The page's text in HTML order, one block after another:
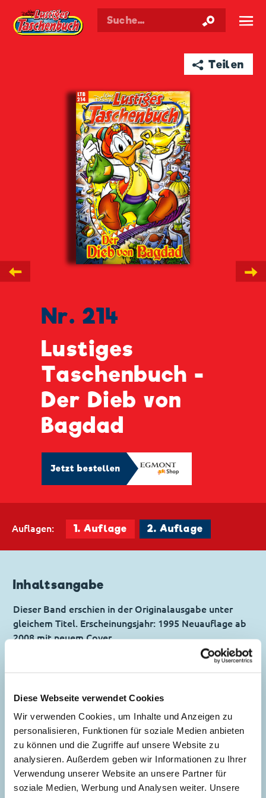
Diese Webseite verwendet Cookies
Wir verwenden Cookies, um Inhalte und Anzeigen zu
personalisieren, Funktionen für soziale Medien anbieten
zu können und die Zugriffe auf unsere Website zu
analysieren. Außerdem geben wir Informationen zu Ihrer
Verwendung unserer Website an unsere Partner für
soziale Medien, Werbung und Analysen weiter. Unsere
Walt Disneys Taschenbuch ☰
➦ Teilen
←
Nr. 214
Lustiges
Taschenbuch -
Der Dieb von
Bagdad
Jetzt bestellen
→
Auflagen: 1. Auflage 2. Auflage
Inhaltsangabe
Dieser Band erschien in der Originalausgabe unter
gleichem Titel. Erscheinungsjahr: 1995 Neuauflage ab
2008 mit neuem Cover.
Inhaltsverzeichnis
Der Dieb von Bagdad
Story:Koala, Zeichnungen:Flemming
Andersen
Genre:Abenteuer